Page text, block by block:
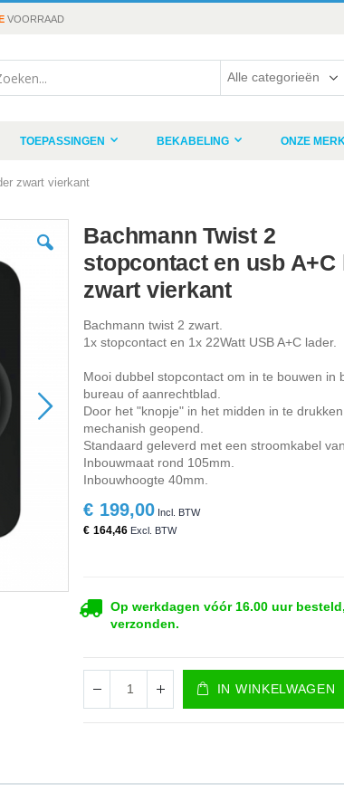
VOORRAAD
TOEPASSINGEN BEKABELING ONZE
zwart vierkant
Bachmann Twist 2
stopcontact en usb A+C
zwart vierkant
Bachmann twist 2 zwart.
1x stopcontact en 1x 22Watt USB A+C lader.
Mooi dubbel stopcontact om in te bouwen in
bureau of aanrechtblad.
Door het "knopje" in het midden in te
mechanish geopend.
Standaard geleverd met een stroomkabel
Inbouwmaat rond 105mm.
Inbouwhoogte 40mm.
€ 199,00
€ 164,46
Op werkdagen vóór 16.00 uur
verzonden.
IN WINKELWAGEN